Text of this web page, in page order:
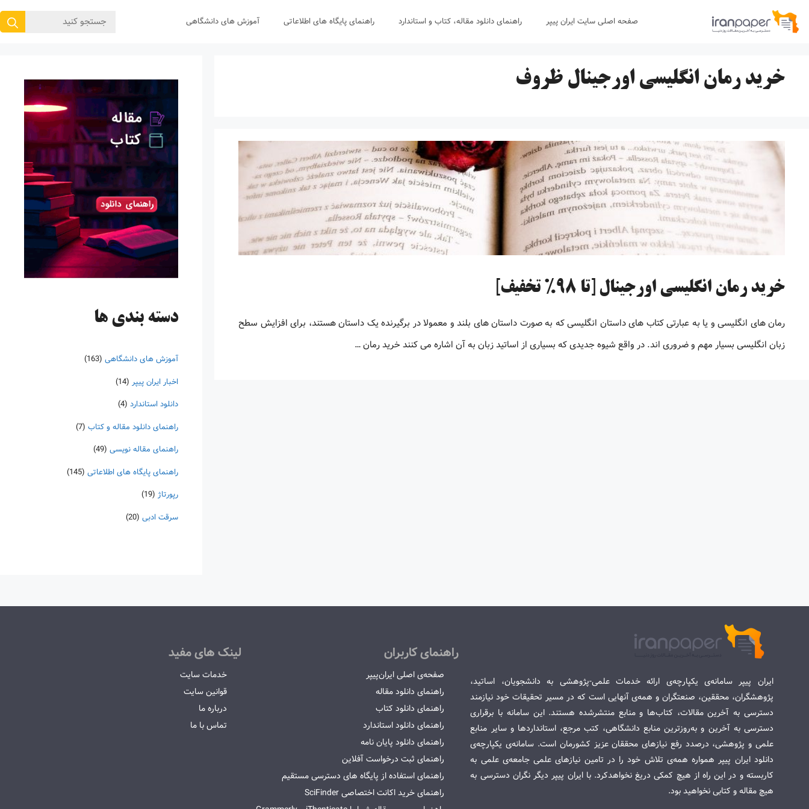
پرش
صفحه اصلی سایت ایران پیپر راهنمای دانلود مقاله، کتاب و استاندارد راهنمای پایگاه های اطلاعاتی آموزش های دانشگاهی
جستجوی
خرید رمان انگلیسی اورجینال ظروف
خرید رمان انگلیسی اورجینال [تا 98% تخفیف]
رمان های انگلیسی و یا به عبارتی کتاب های داستان انگلیسی که به صورت داستان های بلند و معمولا در برگیرنده یک داستان هستند، برای افزایش سطح
زبان انگلیسی بسیار مهم و ضروری اند. در واقع شیوه جدیدی که بسیاری از اساتید زبان به آن اشاره می کنند خرید رمان …
دسته‌ بندی ها
آموزش های دانشگاهی (163)
اخبار ایران پیپر (14)
دانلود استاندارد (4)
راهنمای دانلود مقاله و کتاب (7)
راهنمای مقاله نویسی (49)
راهنمای پایگاه های اطلاعاتی (145)
رپورتاژ (19)
سرقت ادبی (20)
ایران پیپر سامانه‌ی یکپارچه‌ی ارائه خدمات علمی-پژوهشی به دانشجویان، اساتید،
پژوهشگران، محققین، صنعتگران و همه‌ی آنهایی است که در مسیر تحقیقات خود نیازمند
دسترسی به آخرین مقالات، کتاب‌ها و منابع منتشرشده هستند. این سامانه با برقراری
دسترسی به آخرین و به‌روزترین منابع دانشگاهی، کتب مرجع، استانداردها و سایر منابع
علمی و پژوهشی، درصدد رفع نیازهای محققان عزیز کشورمان است. سامانه‌ی یکپارچه‌ی
دانلود ایران پیپر همواره همه‌ی تلاش خود را در تامین نیازهای علمی جامعه‌ی علمی به
کاربسته و در این راه از هیچ کمکی دریغ نخواهدکرد. با ایران پیپر دیگر نگران دسترسی به
هیچ مقاله و کتابی نخواهید بود.
راهنمای کاربران
صفحه‌ی اصلی ایران‌پیپر
راهنمای دانلود مقاله
راهنمای دانلود کتاب
راهنمای دانلود استاندارد
راهنمای دانلود پایان نامه
راهنمای ثبت درخواست آفلاین
راهنمای استفاده از پایگاه های دسترسی مستقیم
راهنمای خرید اکانت اختصاصی SciFinder
لینک های مفید
خدمات سایت
قوانین سایت
درباره ما
تماس با ما